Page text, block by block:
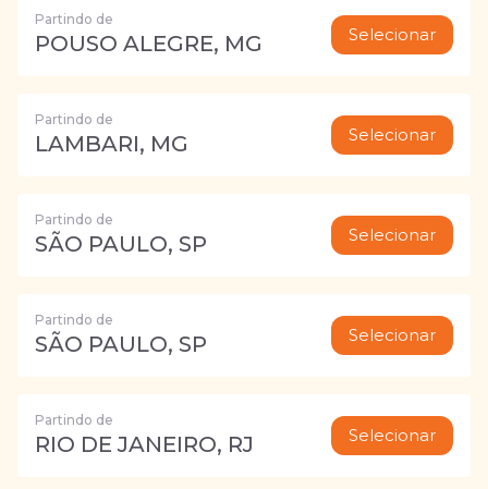
Partindo de
POUSO ALEGRE, MG Selecionar
Partindo de
LAMBARI, MG Selecionar
Partindo de
SÃO PAULO, SP Selecionar
Partindo de
SÃO PAULO, SP Selecionar
Partindo de
RIO DE JANEIRO, RJ Selecionar